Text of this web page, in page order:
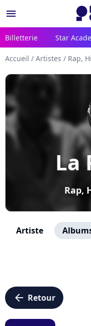
menu
Billetterie Star
Accueil / Artistes / Rap,
La
Rap,
Artiste
arrow_left Retour